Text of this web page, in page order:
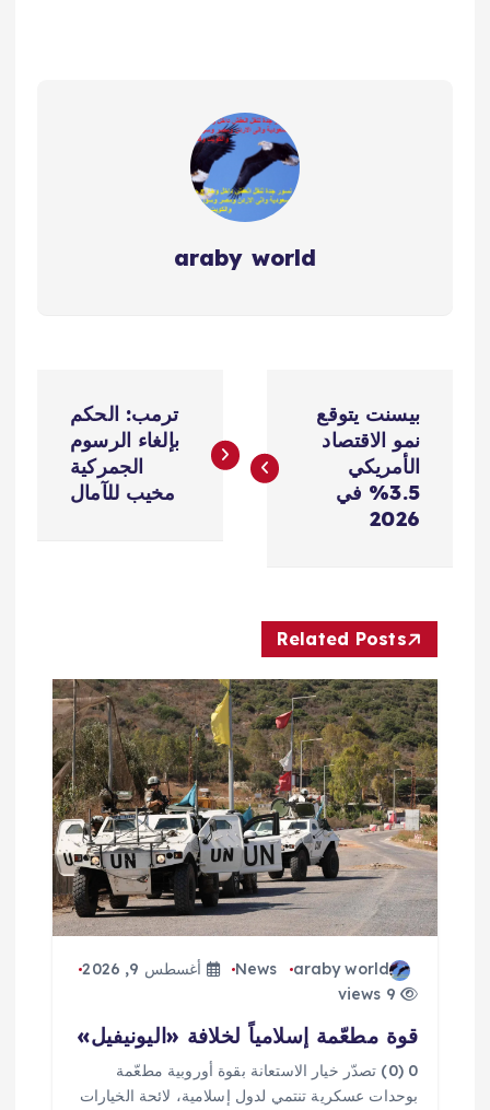
araby world
ص
م
ق
ت
بيسنت يتوقع
نمو الاقتصاد
الأمريكي
3.5% في
2026
ترمب: الحكم
بإلغاء الرسوم
الجمركية
مخيب للآمال
Related Posts
araby world
News
أغسطس 9, 2026
9 views
قوة مطعّمة إسلامياً لخلافة «اليونيفيل»
0 (0) تصدّر خيار الاستعانة بقوة أوروبية مطعّمة
بوحدات عسكرية تنتمي لدول إسلامية، لائحة الخيارات